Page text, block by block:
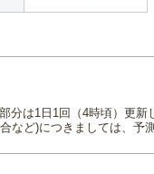
分は1日1回（4時頃）更新
ど)につきましては、予